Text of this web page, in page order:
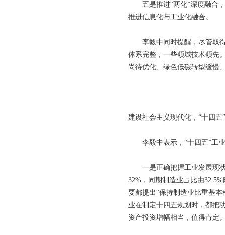
五是推进“两化”深度融合，
推进信息化与工业化融合。
李毅中同时提醒，尽管取得
体系完整，一些领域技术领先
尚待优化、绿色低碳转型缓慢
建设社会主义现代化，“十四五
李毅中表示，“十四五”工业
一是正确把握工业发展现状
32%，同期制造业占比由
要都提出“保持制造业比重基
业在制定十四五规划时，都把
资产投资增幅相当，值得肯定